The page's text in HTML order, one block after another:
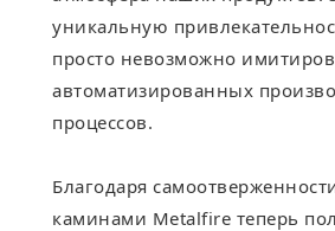
уникальную
просто невозможно
автоматизированных
процессов.
Благодаря
каминами Metalfire теперь